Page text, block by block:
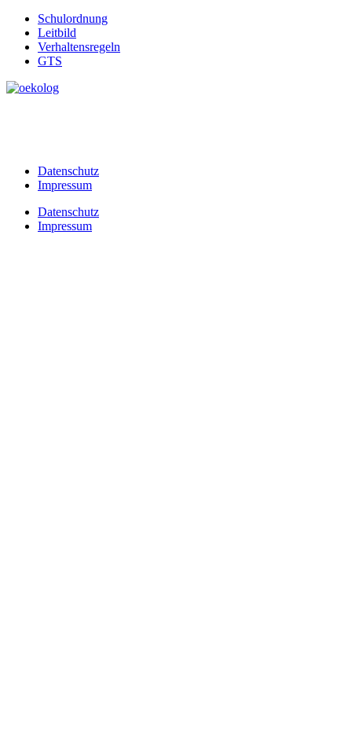
Schulordnung
Leitbild
Verhaltensregeln
GTS
Datenschutz
Impressum
Datenschutz
Impressum